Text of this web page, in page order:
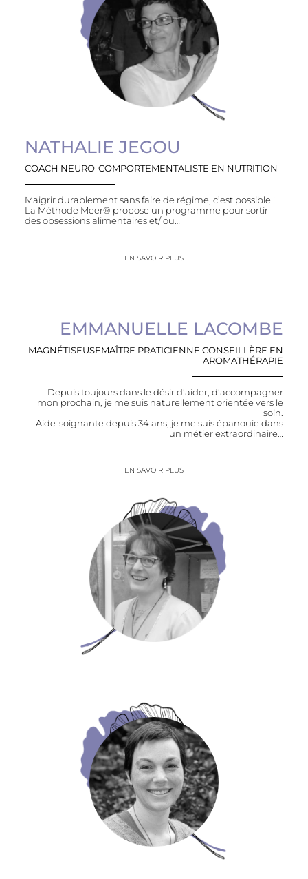
NATHALIE JEGOU
COACH NEURO-COMPORTEMENTALISTE EN NUTRITION
Maigrir durablement sans faire de régime, c’est possible !
La Méthode Meer® propose un programme pour sortir
des obsessions alimentaires et/ ou…
EN SAVOIR PLUS
EMMANUELLE LACOMBE
MAGNÉTISEUSE​ MAÎTRE PRATICIENNE CONSEILLÈRE EN
AROMATHÉRAPIE
Depuis toujours dans le désir d’aider, d’accompagner
mon prochain, je me suis naturellement orientée vers le
soin.
Aide-soignante depuis 34 ans, je me suis épanouie dans
un métier extraordinaire…
EN SAVOIR PLUS